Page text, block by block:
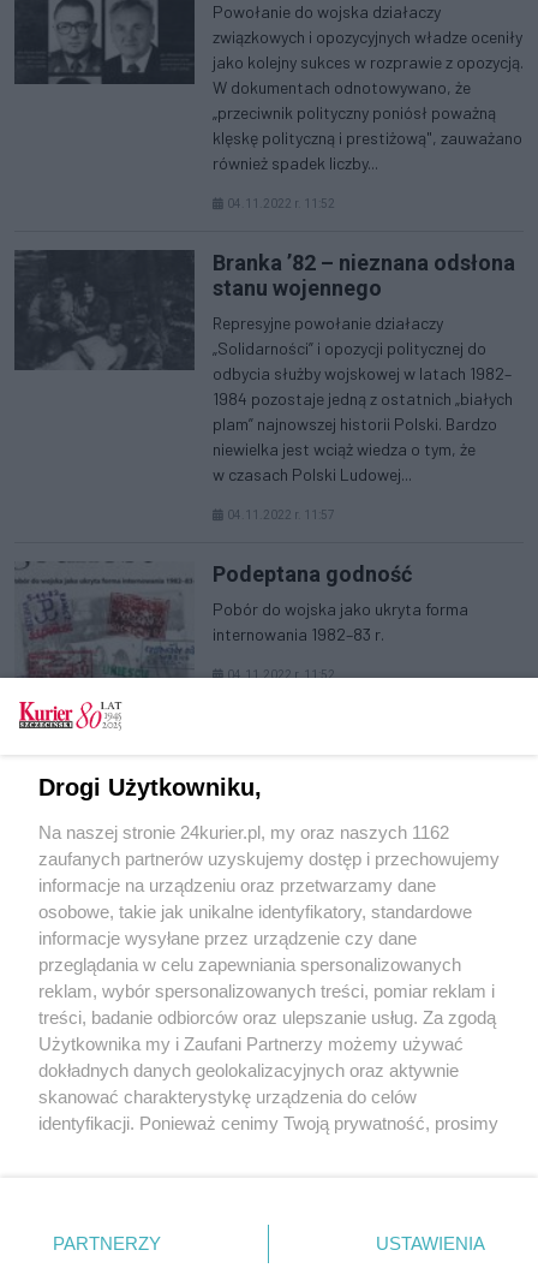
Powołanie do wojska działaczy
związkowych i opozycyjnych władze oceniły
jako kolejny sukces w rozprawie z opozycją.
W dokumentach odnotowywano, że
„przeciwnik polityczny poniósł poważną
klęskę polityczną i prestiżową", zauważano
również spadek liczby...
04.11.2022 r. 11:52
Branka ’82 – nieznana odsłona
stanu wojennego
Represyjne powołanie działaczy
„Solidarności” i opozycji politycznej do
odbycia służby wojskowej w latach 1982–
1984 pozostaje jedną z ostatnich „białych
plam” najnowszej historii Polski. Bardzo
niewielka jest wciąż wiedza o tym, że
w czasach Polski Ludowej...
04.11.2022 r. 11:57
Podeptana godność
Pobór do wojska jako ukryta forma
internowania 1982–83 r.
04.11.2022 r. 11:52
Copyright © 2022 Kurier Szczeciński sp. z o.o.
Wszelkie prawa zastrzeżone
Drogi Użytkowniku,
Na naszej stronie 24kurier.pl, my oraz naszych 1162
zaufanych partnerów uzyskujemy dostęp i przechowujemy
informacje na urządzeniu oraz przetwarzamy dane
osobowe, takie jak unikalne identyfikatory, standardowe
informacje wysyłane przez urządzenie czy dane
przeglądania w celu zapewniania spersonalizowanych
reklam, wybór spersonalizowanych treści, pomiar reklam i
treści, badanie odbiorców oraz ulepszanie usług. Za zgodą
Użytkownika my i Zaufani Partnerzy możemy używać
dokładnych danych geolokalizacyjnych oraz aktywnie
skanować charakterystykę urządzenia do celów
identyfikacji. Ponieważ cenimy Twoją prywatność, prosimy
prywatności znajdujący się w lewym dolnym rogu strony
. Niektóre rodzaje przetwarzania danych nie wymagają
PARTNERZY USTAWIENIA